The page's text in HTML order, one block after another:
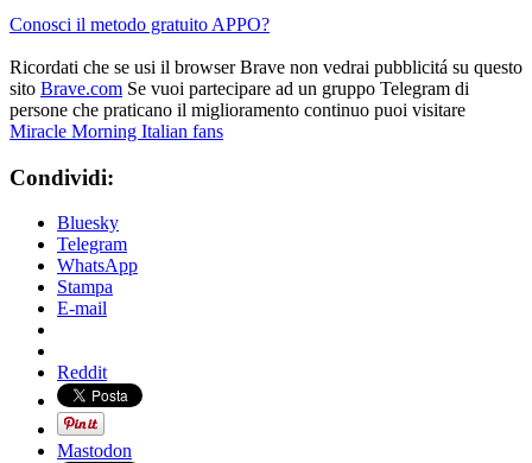
Conosci il metodo gratuito APPO?
Ricordati che se usi il browser Brave non vedrai pubblicitá su questo
sito Brave.com Se vuoi partecipare ad un gruppo Telegram di
persone che praticano il miglioramento continuo puoi visitare
Miracle Morning Italian fans
Condividi:
Bluesky
Telegram
WhatsApp
Stampa
E-mail
Reddit
Mastodon